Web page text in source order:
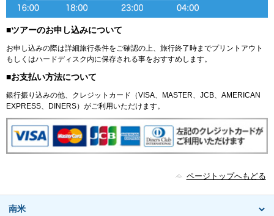
■ツアーのお申し込みについて
お申し込みの際は詳細旅行条件をご確認の上、旅行終了時までプリントアウト
もしくはハードディスク内に保存される事をおすすめします。
■お支払い方法について
銀行振り込みの他、クレジットカード（VISA、MASTER、JCB、AMERICAN
EXPRESS、DINERS）がご利用いただけます。
ページトップへもどる
南米